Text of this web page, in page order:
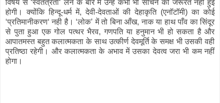
विषय से ‘स्वतंत्रता‘ लेने के बारे में उन्हें कभी भी सोचने की जरूरत नही हुई
होगी। क्योंकि हिन्दू-धर्म में, देवी-देवताओं की देहाकृति (एनॉटॉमी) का कोई
‘प्रतिमानीकरण‘ नही है। ‘लोक’ में तो बिना आँख, नाक या हाथ पाँव का सिंदूर
से पुता हुआ एक गोल पत्थर भैरव, गणपति या हनुमान भी हो सकता है और
आपातमस्त बहुत कलात्मकता के साथ उत्कीर्ण देवमूर्ति के समक्ष भी उसकी वही
प्रतिष्ठा रहेगी। और कलात्मकता के अभाव में उसका देवत्व जरा भी कम नहीं
होगा।